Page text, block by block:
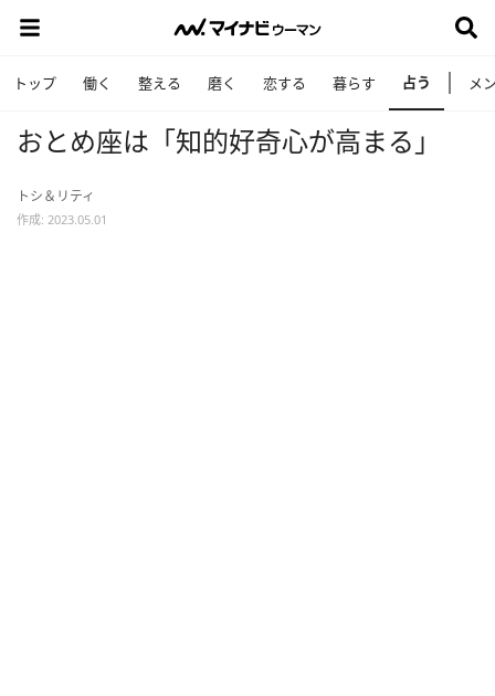
トップ 働く 整える 磨く 恋する 暮らす 占う メ
おとめ座は「知的好奇心が高まる」
トシ＆リティ
作成: 2023.05.01